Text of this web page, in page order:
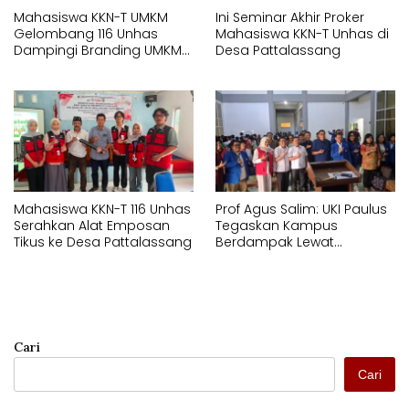
Mahasiswa KKN-T UMKM
Gelombang 116 Unhas
Dampingi Branding UMKM
Ini Seminar Akhir Proker
Mahasiswa KKN-T Unhas di
Desa Pattalassang
Mahasiswa KKN-T 116 Unhas
Serahkan Alat Emposan
Tikus ke Desa Pattalassang
Prof Agus Salim: UKI Paulus
Tegaskan Kampus
Berdampak Lewat
Cari
Cari